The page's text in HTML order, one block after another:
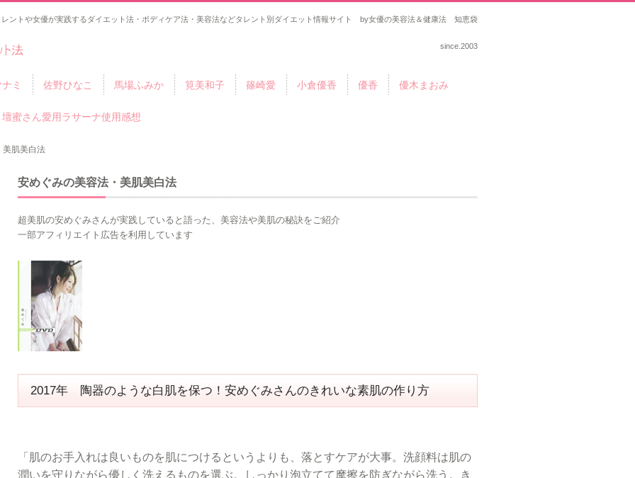
レントや女優が実践するダイエット法・ボディケア法・美容法などタレント別ダイエット情報サイト by女優の美容法＆健康法 知恵袋
since.2003
ミ 佐野ひなこ 馬場ふみか 筧美和子 篠崎愛 小倉優香 優香 優木まおみ
壇蜜さん愛用ラサーナ使用感想
美肌美白法
安めぐみの美容法・美肌美白法
超美肌の安めぐみさんが実践していると語った、美容法や美肌の秘訣をご紹介
一部アフィリエイト広告を利用しています
2017年 陶器のような白肌を保つ！安めぐみさんのきれいな素肌の作り方
「肌のお手入れは良いものを肌につけるというよりも、落とすケアが大事。洗顔料は肌の
潤いを守りながら優しく洗えるものを選ぶ。しっかり泡立てて摩擦を防ぎながら洗う。き